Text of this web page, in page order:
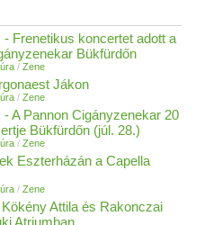
Frenetikus koncertet adott a
Bükfürdőn
/ Zene
Jákon
/ Zene
A Pannon Cigányzenekar 20
Bükfürdőn (júl. 28.)
/ Zene
Eszterházán a Capella
/ Zene
Attila és Rakonczai